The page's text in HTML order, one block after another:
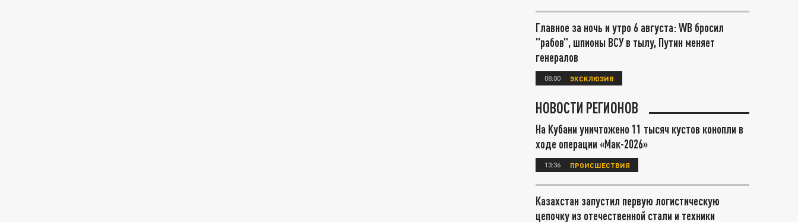
Главное за ночь и утро 6 августа: WB бросил
"рабов", шпионы ВСУ в тылу, Путин меняет
генералов
08:00 ЭКСКЛЮЗИВ
НОВОСТИ РЕГИОНОВ
На Кубани уничтожено 11 тысяч кустов конопли в
ходе операции «Мак-2026»
13:36 ПРОИСШЕСТВИЯ
Казахстан запустил первую логистическую
цепочку из отечественной стали и техники